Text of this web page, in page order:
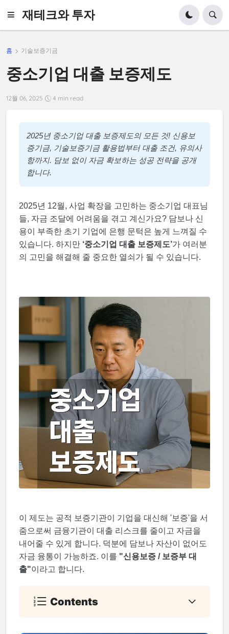
재테크와 투자
홈 기술보증기금
중소기업 대출 보증제도
12월 06, 2025 4 min read
2025년 중소기업 대출 보증제도의 모든 것! 신용보
증기금, 기술보증기금 활용법부터 대출 조건, 유의사
항까지. 담보 없이 자금 확보하는 성공 전략을 공개
합니다.
2025년 12월, 사업 확장을 고민하는 중소기업 대표님
들, 자금 조달에 어려움을 겪고 계신가요? 담보나 신
용이 부족한 초기 기업에 은행 문턱은 높게 느껴질 수
있습니다. 하지만 ‘중소기업 대출 보증제도’가 여러분
의 고민을 해결해 줄 중요한 열쇠가 될 수 있습니다.
이 제도는 공적 보증기관이 기업을 대신해 '보증'을 서
줌으로써 금융기관이 대출 리스크를 줄이고 자금을
내어줄 수 있게 합니다. 덕분에 담보나 자산이 없어도
자금 융통이 가능하죠. 이를 "신용보증 / 보증부 대
출"이라고 합니다.
Contents